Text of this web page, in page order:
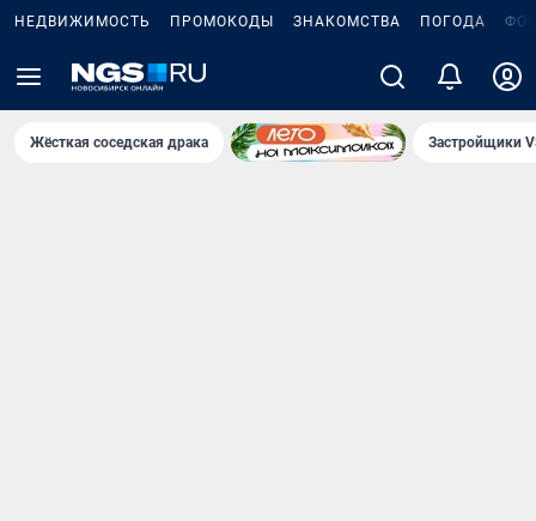
НЕДВИЖИМОСТЬ ПРОМОКОДЫ ЗНАКОМСТВА ПОГОДА
Жёсткая соседская драка Застройщики